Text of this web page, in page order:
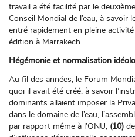
travail a été facilité par le
Conseil Mondial de l’eau, à savoir
entré rapidement en pleine
édition à Marrakech.
Hégémonie et normalisation
Au fil des années, le Forum
quoi il avait été créé, à savoir
dominants allaient imposer la
dans le domaine de l’eau,
par rapport même à l’ONU, (10)